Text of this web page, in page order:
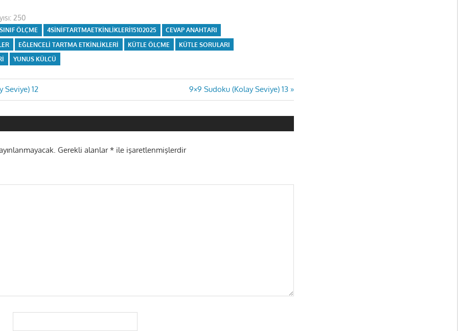
250
ÖLÇME 4SINIFTARTMAETKINLIKLERI15102025
CEVAP ANAHTARI
EĞLENCELI TARTMA ETKINLIKLERI KÜTLE ÖLÇME
KÜTLE SORULARI
YUNUS KÜLCÜ
Seviye) 12
Next
Post:
9×9 Sudoku (Kolay Seviye) 13
Gerekli alanlar* ile işaretlenmişlerdir